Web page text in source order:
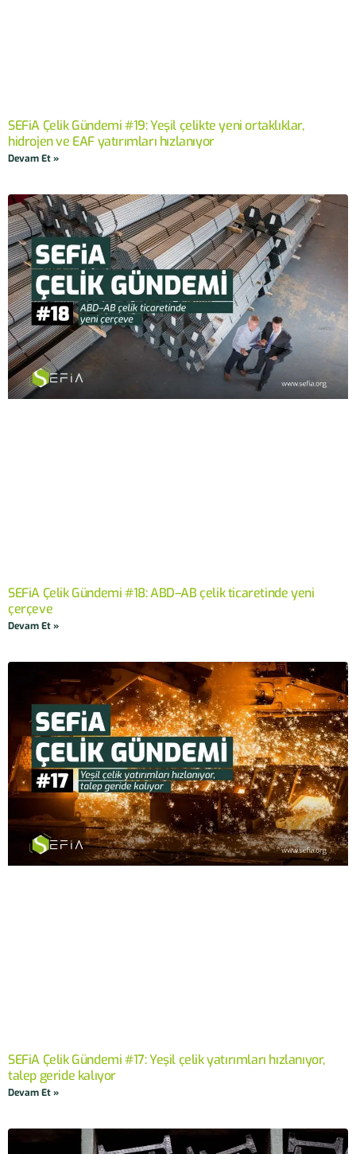
SEFiA Çelik Gündemi #19: Yeşil çelikte yeni ortaklıklar,
hidrojen ve EAF yatırımları hızlanıyor
Devam Et »
SEFiA Çelik Gündemi #18: ABD–AB çelik ticaretinde yeni
çerçeve
Devam Et »
SEFiA Çelik Gündemi #17: Yeşil çelik yatırımları hızlanıyor,
talep geride kalıyor
Devam Et »